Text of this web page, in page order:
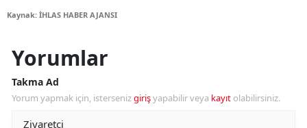
Kaynak: İHLAS HABER AJANSI
Yorumlar
Takma Ad
Yorum yapmak için, istersenizgirişyapabilir veya kayıt olabilirsiniz.